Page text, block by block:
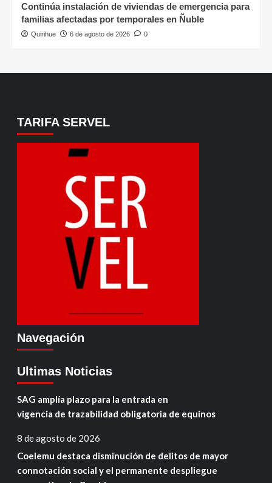
Continúa instalación de viviendas de emergencia para
familias afectadas por temporales en Ñuble
Quirihue 6 de agosto de 2026 0
TARIFA SERVEL
Navegación
Ultimas Noticias
SAG amplía plazo para la entrada en
vigencia de trazabilidad obligatoria de equinos
8 de agosto de 2026
Coelemu destaca disminución de delitos de mayor
connotación social y el permanente despliegue